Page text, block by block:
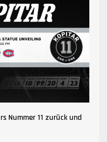
Nummer 11 zurück und